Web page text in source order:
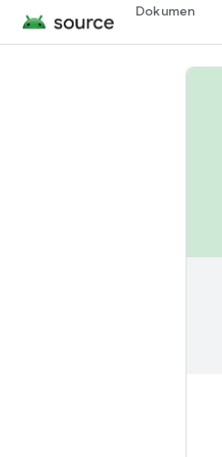
Dokumen